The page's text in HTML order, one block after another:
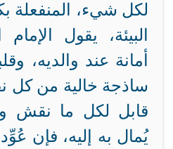
لكل شيء، المنفعلة
البيئة، يقول
أمانة عند والديه،
ساذجة خالية من كل
قابل لكل ما نقش
يُمال به إليه، فإن